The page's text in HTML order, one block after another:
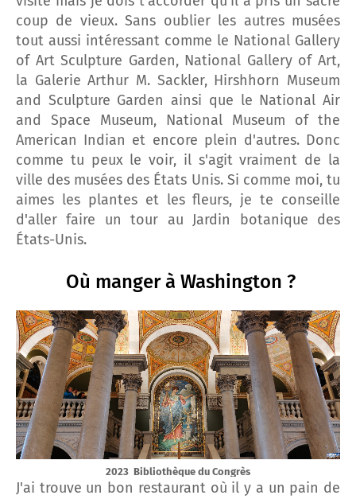
coup de vieux. Sans oublier les autres musées
tout aussi intéressant comme le National Gallery
of Art Sculpture Garden, National Gallery of Art,
la Galerie Arthur M. Sackler, Hirshhorn Museum
and Sculpture Garden ainsi que le National Air
and Space Museum, National Museum of the
American Indian et encore plein d'autres. Donc
comme tu peux le voir, il s'agit vraiment de la
ville des musées des États Unis. Si comme moi, tu
aimes les plantes et les fleurs, je te conseille
d'aller faire un tour au Jardin botanique des
États-Unis.
Où manger à Washington ?
2023 Bibliothèque du Congrès
J'ai trouve un bon restaurant où il y a un pain de